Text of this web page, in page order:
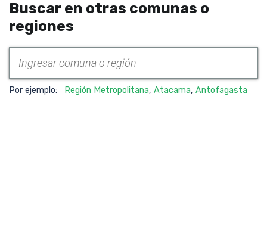
Buscar en otras comunas o
regiones
Por ejemplo: Región Metropolitana, Atacama, Antofagasta